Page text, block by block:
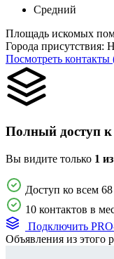
Средний
Площадь искомых
Города присутствия:
Посмотреть контакты
Полный доступ
Вы видите только 1
Доступ ко всем
10 контактов в
Подключить
Объявления из этого